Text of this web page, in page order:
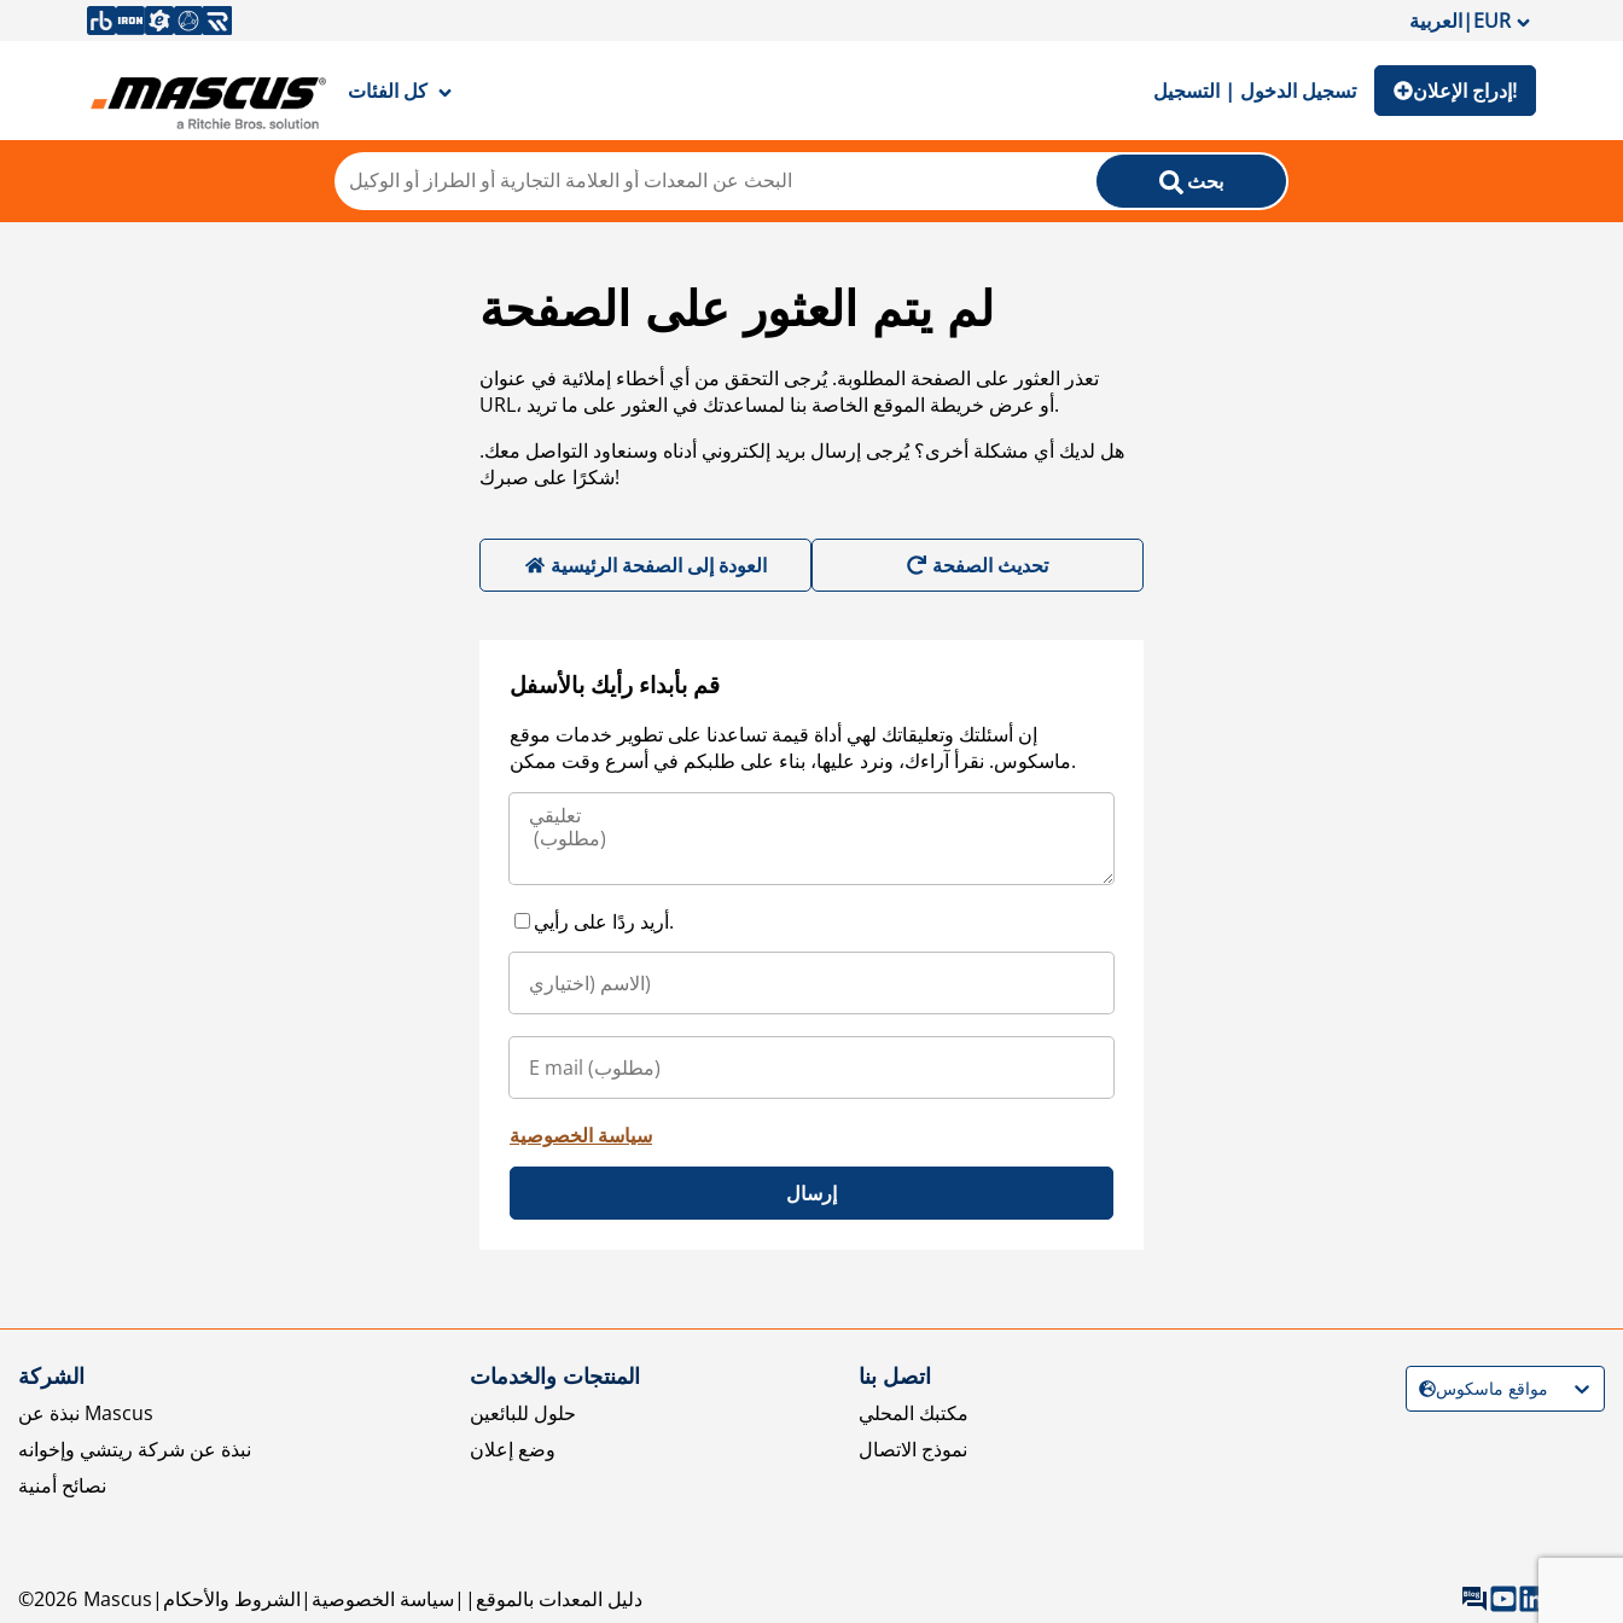
العربية|EUR
كل الفئات تسجيل الدخول | التسجيل إدراج الإعلان!
بحث
لم يتم العثور على الصفحة
تعذر العثور على الصفحة المطلوبة. يُرجى التحقق من أي أخطاء إملائية في عنوان
URL، أو عرض خريطة الموقع الخاصة بنا لمساعدتك في العثور على ما تريد.
هل لديك أي مشكلة أخرى؟ يُرجى إرسال بريد إلكتروني أدناه وسنعاود التواصل معك.
شكرًا على صبرك!
العودة إلى الصفحة الرئيسية
قم بأبداء رأيك بالأسفل
إن أسئلتك وتعليقاتك لهي أداة قيمة تساعدنا على تطوير خدمات موقع
ماسكوس. نقرأ آراءك، ونرد عليها، بناء على طلبكم في أسرع وقت ممكن.
أريد ردًا على رأيي.
سياسة الخصوصية
إرسال
الشركة
نبذة عن Mascus
نبذة عن شركة ريتشي وإخوانه
نصائح أمنية
المنتجات والخدمات
حلول للبائعين
وضع إعلان
اتصل بنا
مكتبك المحلي
نموذج الاتصال
©2026 Mascus الشروط والأحكام سياسة الخصوصية دليل المعدات بالموقع
مواقع ماسكوس